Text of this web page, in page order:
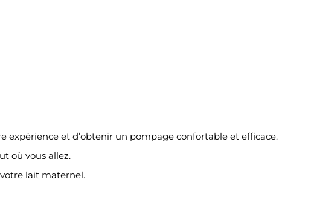
expérience et d’obtenir un pompage confortable et efficace.
où vous allez.
lait maternel.